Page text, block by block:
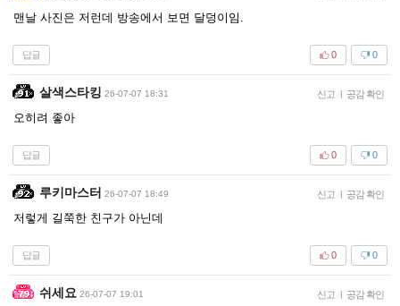
맨날 사진은 저런데 방송에서 보면 달덩이임.
답글 0
0
살색스타킹 26-07-07 18:31 신고 | 공감 확인
오히려 좋아
답글 0
0
루키마스터 26-07-07 18:49 신고 | 공감 확인
저렇게 길쭉한 친구가 아닌데
답글 0
0
쉬세요 26-07-07 19:01 신고 | 공감 확인